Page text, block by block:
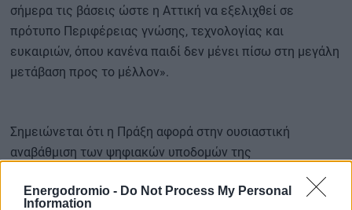
Energodromio - Do Not Process My Personal
Information
σήμερα τις βάσεις ώστε η Αττική να εξελιχθεί σε
πρότυπο Περιφέρειας γνώσης, τεχνολογίας και
ευκαιριών, όπου κανένα παιδί δεν μένει πίσω στη μεγάλη
μετάβαση προς το μέλλον».
Σημειώνεται ότι η Πράξη αφορά στην ουσιαστική
αναβάθμιση των ψηφιακών υποδομών της
της ποιότητας της εκπαιδευτικής διαδικασίας και την